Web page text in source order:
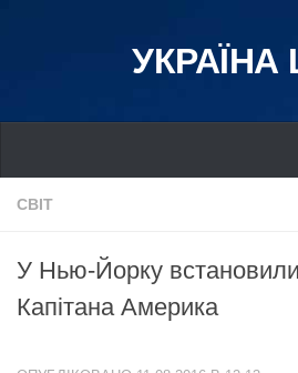
УКРАЇНА
Україна
Дніпро
Львів
СВІТ
У Нью-Йорку
Капітана Америка